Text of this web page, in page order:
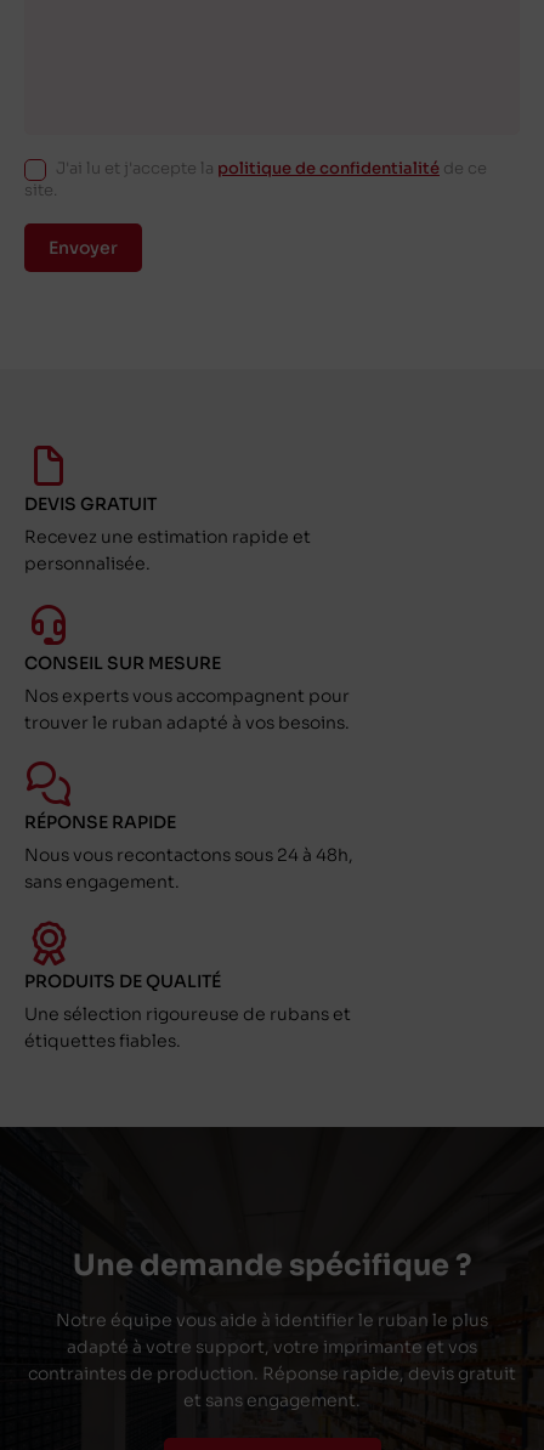
J'ai lu et j'accepte la politique de confidentialité de ce
site.
Envoyer
DEVIS GRATUIT
Recevez une estimation rapide et
personnalisée.
CONSEIL SUR MESURE
Nos experts vous accompagnent pour
trouver le ruban adapté à vos besoins.
RÉPONSE RAPIDE
Nous vous recontactons sous 24 à 48h,
sans engagement.
PRODUITS DE QUALITÉ
Une sélection rigoureuse de rubans et
étiquettes fiables.
Une demande spécifique ?
Notre équipe vous aide à identifier le ruban le plus
adapté à votre support, votre imprimante et vos
contraintes de production. Réponse rapide, devis gratuit
et sans engagement.